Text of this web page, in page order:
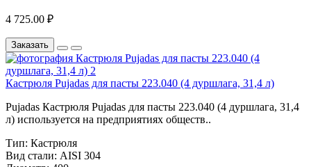
4 725.00 ₽
Заказать
Кастрюля Pujadas для пасты 223.040 (4 дуршлага, 31,4 л)
Pujadas Кастрюля Pujadas для пасты 223.040 (4 дуршлага, 31,4
л) используется на предприятиях обществ..
Тип: Кастрюля
Вид стали: AISI 304